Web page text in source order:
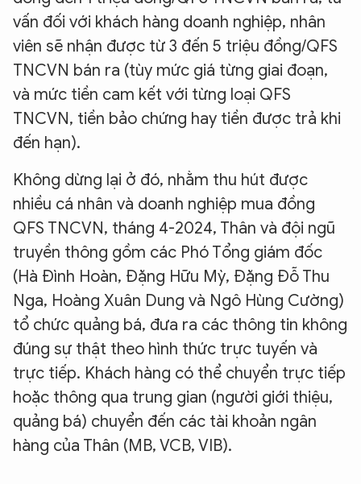
vấn đối với khách hàng doanh nghiệp, nhân
viên sẽ nhận được từ 3 đến 5 triệu đồng/QFS
TNCVN bán ra (tùy mức giá từng giai đoạn,
và mức tiền cam kết với từng loại QFS
TNCVN, tiền bảo chứng hay tiền được trả khi
đến hạn).
Không dừng lại ở đó, nhằm thu hút được
nhiều cá nhân và doanh nghiệp mua đồng
QFS TNCVN, tháng 4-2024, Thân và đội ngũ
truyền thông gồm các Phó Tổng giám đốc
(Hà Đình Hoàn, Đặng Hữu Mỳ, Đặng Đỗ Thu
Nga, Hoàng Xuân Dung và Ngô Hùng Cường)
tổ chức quảng bá, đưa ra các thông tin không
đúng sự thật theo hình thức trực tuyến và
trực tiếp. Khách hàng có thể chuyển trực tiếp
hoặc thông qua trung gian (người giới thiệu,
quảng bá) chuyển đến các tài khoản ngân
hàng của Thân (MB, VCB, VIB).